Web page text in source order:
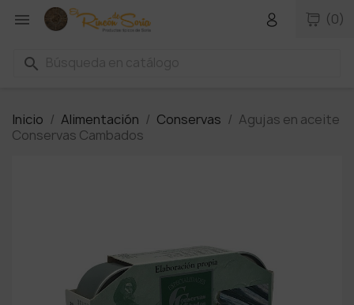
 (0)
search
Inicio Alimentación Conservas
Agujas en aceite
Conservas Cambados